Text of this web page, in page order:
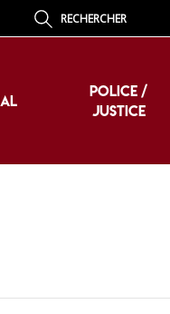
RECHERCHER
POLICE /
JUSTICE
POLICE /
JUSTICE